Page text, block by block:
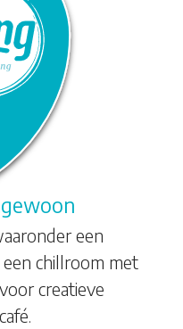
een
chillroom met
creatieve